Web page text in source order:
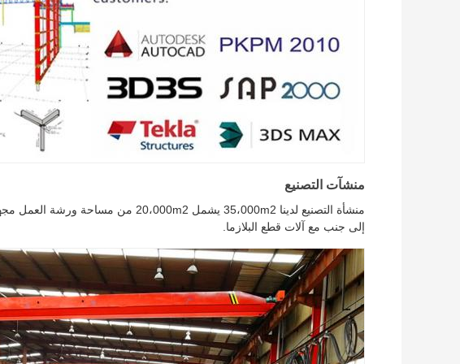
منشآت التصنيع
إلى جنب مع آلات قطع البلازما.